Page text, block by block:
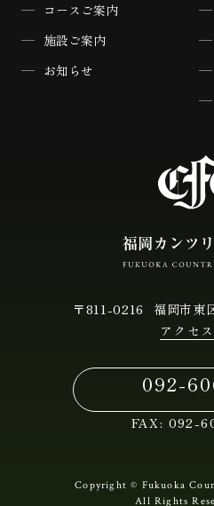
〒811-0216 福岡市東
アクセ
092-
FAX: 092-
コースご案内
施設ご案内
お知らせ
Copyright © Fukuoka
All Rights